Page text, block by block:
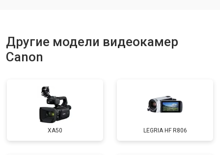
Другие модели видеокамер
Canon
XA50 LEGRIA HF R806